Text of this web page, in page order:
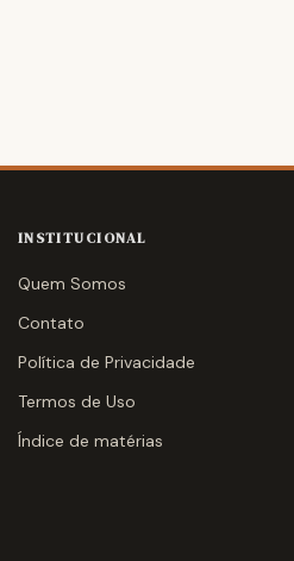
INSTITUCIONAL
Quem Somos
Contato
Política de Privacidade
Termos de Uso
Índice de matérias